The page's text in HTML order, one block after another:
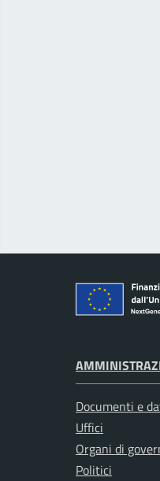
Documenti e
Uffici
Organi di
Politici